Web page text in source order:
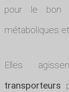
pour le bon
métaboliques
Elles
transporteurs